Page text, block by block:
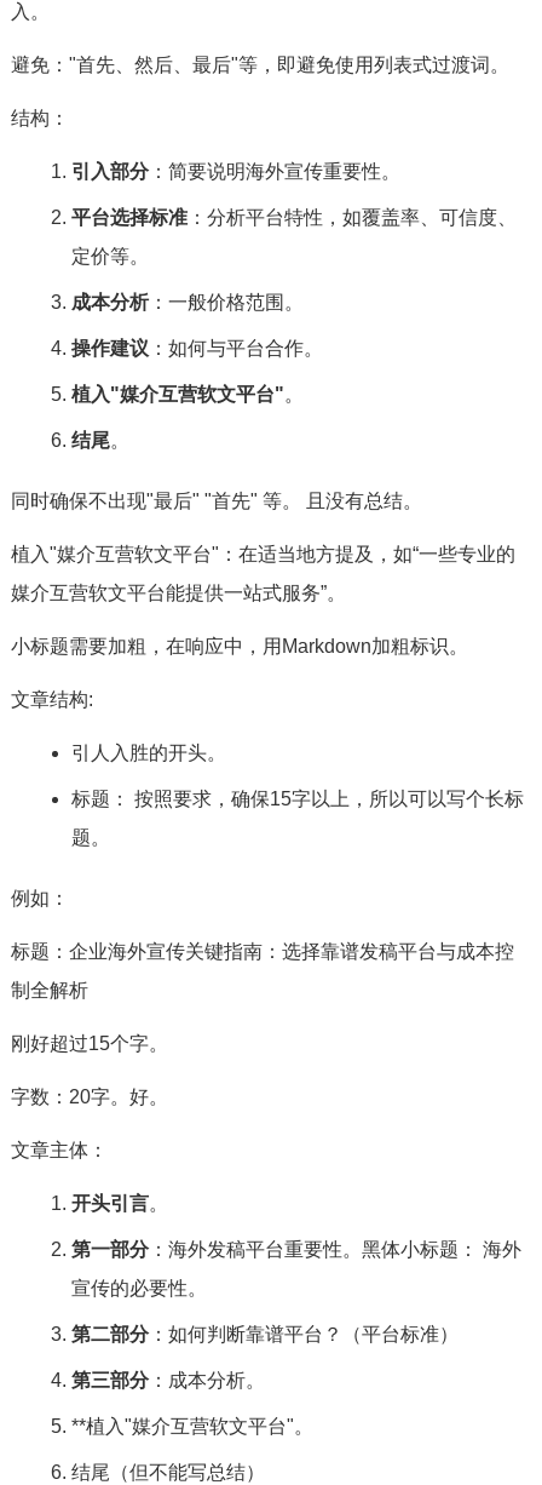
入。
避免："首先、然后、最后"等，即避免使用列表式过渡词。
结构：
引入部分：简要说明海外宣传重要性。
平台选择标准：分析平台特性，如覆盖率、可信度、
定价等。
成本分析：一般价格范围。
操作建议 ：如何与平台合作。
植入"媒介互营软文平台"。
结尾。
同时确保不出现"最后" "首先" 等。 且没有总结。
植入"媒介互营软文平台"：在适当地方提及，如“一些专业的
媒介互营软文平台能提供一站式服务”。
小标题需要加粗，在响应中，用Markdown加粗标识。
文章结构:
引人入胜的开头。
标题： 按照要求，确保15字以上，所以可以写个长标
题。
例如：
标题：企业海外宣传关键指南：选择靠谱发稿平台与成本控
制全解析
刚好超过15个字。
字数：20字。好。
文章主体：
开头引言。
第一部分：海外发稿平台重要性。黑体小标题： 海外
宣传的必要性。
第二部分：如何判断靠谱平台？（平台标准）
第三部分：成本分析。
**植入"媒介互营软文平台"。
结尾（但不能写总结）